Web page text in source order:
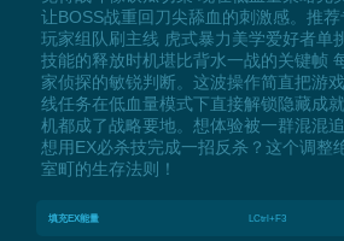
让BOSS战重回刀尖舔血的刺激感。推
玩家组队刷主线 虎式暴力美学爱好者单
技能的释放时机堪比背水一战的关键帧
家侦探的敏锐判断。这波操作简直把游
线任务在低血量模式下直接解锁隐藏成
机都成了战略要地。想体验被一群混混
想用EX必杀技完成一招反杀？这个调整
室町的生存法则！
填充EX能量 LCtrl+F3